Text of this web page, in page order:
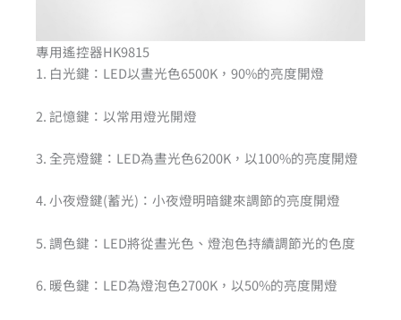
專用遙控器HK9815
1. 白光鍵：LED以晝光色6500K，90%的亮度開燈
2. 記憶鍵：以常用燈光開燈
3. 全亮燈鍵：LED為晝光色6200K，以100%的亮度開燈
4. 小夜燈鍵(蓄光)：小夜燈明暗鍵來調節的亮度開燈
5. 調色鍵：LED將從晝光色、燈泡色持續調節光的色度
6. 暖色鍵：LED為燈泡色2700K，以50%的亮度開燈